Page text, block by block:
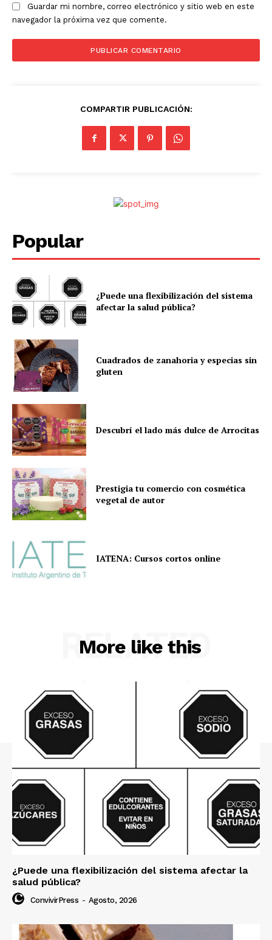
Guardar mi nombre, correo electrónico y sitio web en este
navegador la próxima vez que comente.
COMPARTIR PUBLICACIÓN:
Popular
¿Puede una flexibilización del sistema
afectar la salud pública?
Cuadrados de zanahoria y especias sin
gluten
Descubrí el lado más dulce de Arrocitas
Prestigia tu comercio con cosmética
vegetal de autor
IATENA: Cursos cortos online
More like this
RELATED
¿Puede una flexibilización del sistema afectar la
salud pública?
ConvivirPress - Agosto, 2026